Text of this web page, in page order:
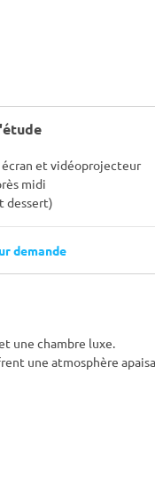
écran et vidéoprojecteur
midi
dessert)
demande
une chambre luxe.
une atmosphère